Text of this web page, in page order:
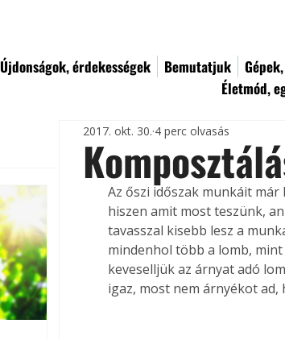
Újdonságok, érdekességek Bemutatjuk
Életmód,
2017. okt. 30. 4 perc olvasás
Az őszi időszak munkáit
hiszen amit most teszünk,
tavasszal kisebb lesz a
mindenhol több a lomb,
keveselljük az árnyat adó
igaz, most nem árnyékot